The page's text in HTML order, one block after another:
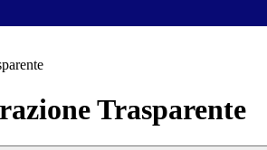
Trasparente